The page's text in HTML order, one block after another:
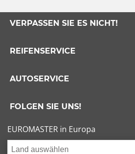
VERPASSEN SIE ES NICHT!
REIFENSERVICE
AUTOSERVICE
FOLGEN SIE UNS!
EUROMASTER in Europa
Land auswählen